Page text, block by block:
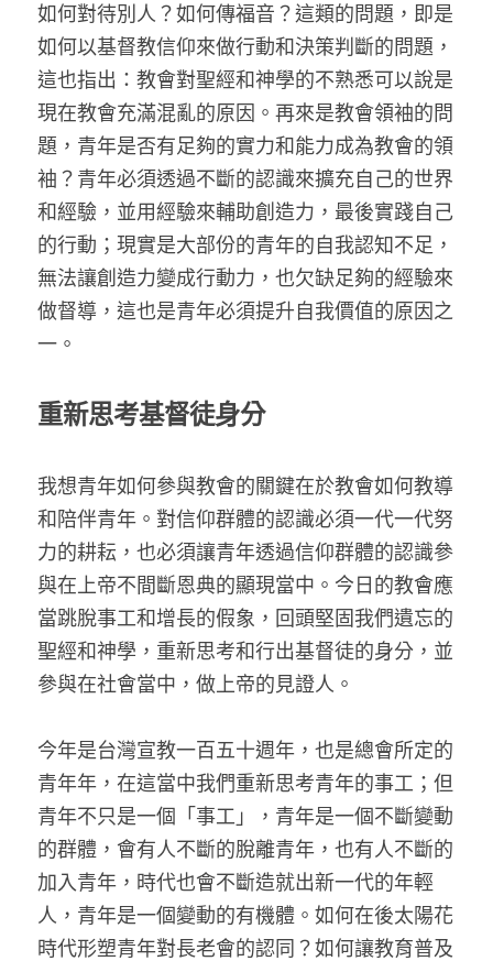
如何對待別人？如何傳福音？這類的問題，即是
如何以基督教信仰來做行動和決策判斷的問題，
這也指出：教會對聖經和神學的不熟悉可以說是
現在教會充滿混亂的原因。再來是教會領袖的問
題，青年是否有足夠的實力和能力成為教會的領
袖？青年必須透過不斷的認識來擴充自己的世界
和經驗，並用經驗來輔助創造力，最後實踐自己
的行動；現實是大部份的青年的自我認知不足，
無法讓創造力變成行動力，也欠缺足夠的經驗來
做督導，這也是青年必須提升自我價值的原因之
一。
重新思考基督徒身分
我想青年如何參與教會的關鍵在於教會如何教導
和陪伴青年。對信仰群體的認識必須一代一代努
力的耕耘，也必須讓青年透過信仰群體的認識參
與在上帝不間斷恩典的顯現當中。今日的教會應
當跳脫事工和增長的假象，回頭堅固我們遺忘的
聖經和神學，重新思考和行出基督徒的身分，並
參與在社會當中，做上帝的見證人。
今年是台灣宣教一百五十週年，也是總會所定的
青年年，在這當中我們重新思考青年的事工；但
青年不只是一個「事工」，青年是一個不斷變動
的群體，會有人不斷的脫離青年，也有人不斷的
加入青年，時代也會不斷造就出新一代的年輕
人，青年是一個變動的有機體。如何在後太陽花
時代形塑青年對長老會的認同？如何讓教育普及